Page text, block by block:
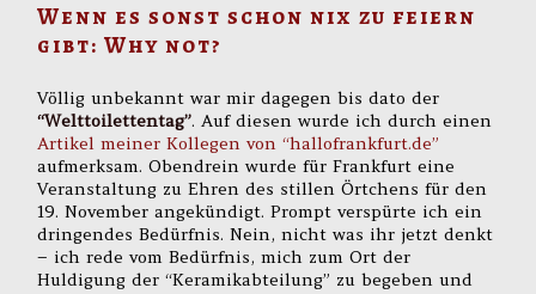
Wenn es sonst schon nix zu feiern
gibt: Why not?
Völlig unbekannt war mir dagegen bis dato der
“Welttoilettentag”. Auf diesen wurde ich durch einen
Artikel meiner Kollegen von “hallofrankfurt.de”
aufmerksam. Obendrein wurde für Frankfurt eine
Veranstaltung zu Ehren des stillen Örtchens für den
19. November angekündigt. Prompt verspürte ich ein
dringendes Bedürfnis. Nein, nicht was ihr jetzt denkt
– ich rede vom Bedürfnis, mich zum Ort der
Huldigung der “Keramikabteilung” zu begeben und